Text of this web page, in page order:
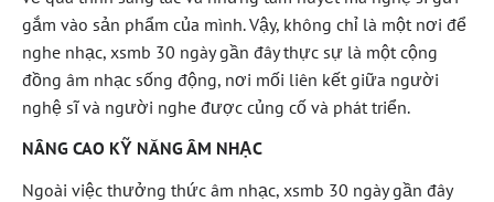
gắm vào sản phẩm của mình. Vậy, không chỉ là một nơi để
nghe nhạc, xsmb 30 ngày gần đây thực sự là một cộng
đồng âm nhạc sống động, nơi mối liên kết giữa người
nghệ sĩ và người nghe được củng cố và phát triển.
NÂNG CAO KỸ NĂNG ÂM NHẠC
Ngoài việc thưởng thức âm nhạc, xsmb 30 ngày gần đây